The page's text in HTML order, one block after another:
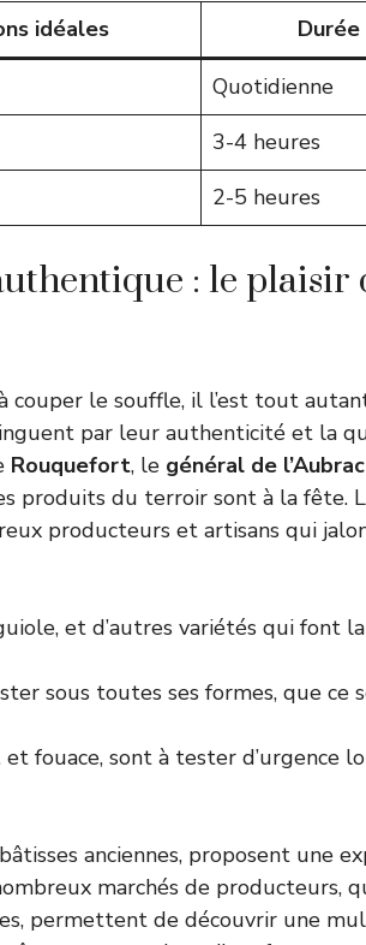
idéales
Durée
Quotidienne
3-4 heures
2-5 heures
: le plaisir
couper le souffle, il l’est tout
par leur authenticité et la
Rouquefort, le général de l’Aubrac
produits du terroir sont à la fête.
producteurs et artisans qui
et d’autres variétés qui font
sous toutes ses formes, que ce
fouace, sont à tester d’urgence
anciennes, proposent une
marchés de producteurs,
permettent de découvrir une